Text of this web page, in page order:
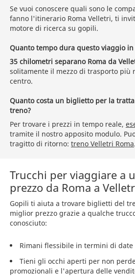
Se vuoi conoscere quali sono le
fanno l'itinerario Roma Velletri, ti
motore di ricerca su gopili.
Quanto tempo dura questo viaggio
35 chilometri separano Roma da
solitamente il mezzo di trasporto più
centro.
Quanto costa un biglietto per la
treno?
Per trovare i prezzi in tempo reale,
tramite il nostro apposito modulo.
tragitto di ritorno: treno Velletri Roma.
Trucchi per viaggiare a
prezzo da Roma a
Gopili ti aiuta a trovare biglietti del
miglior prezzo grazie a qualche
conosciuto:
Rimani flessibile in termini di
Tieni gli occhi aperti per non
promozionali e l'apertura delle